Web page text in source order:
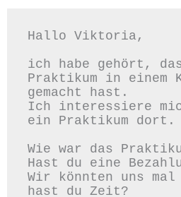
Hallo Viktoria,
ich habe gehört,
Praktikum in einem
gemacht hast.
Ich interessiere
ein Praktikum
Wie war das
Hast du eine
Wir könnten uns
hast du Zeit?